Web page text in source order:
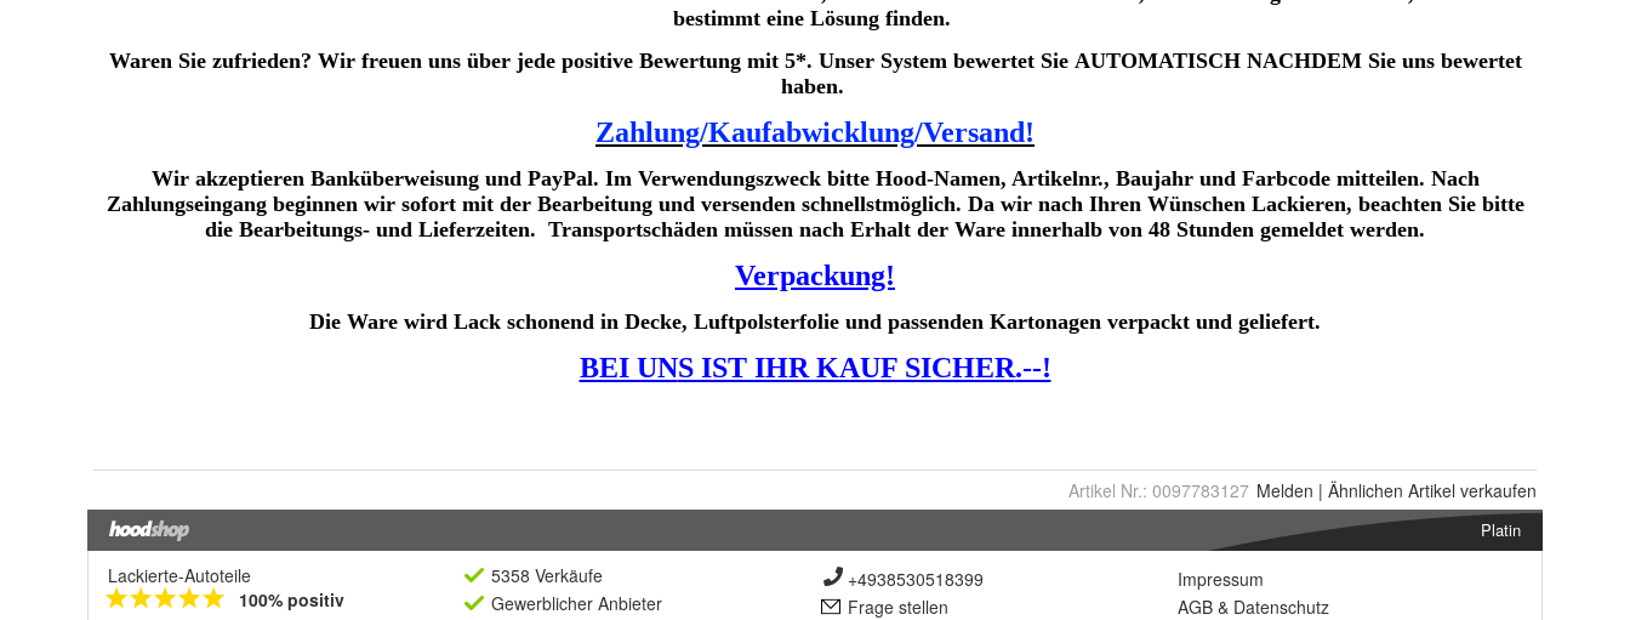
Artikel Nr.: 0097783127 Melden | Ähnlichen Artikel verkaufen
Platin
Lackierte-Autoteile
100% positiv
5358 Verkäufe
Gewerblicher Anbieter
+4938530518399
Frage stellen
Impressum
AGB & Datenschutz